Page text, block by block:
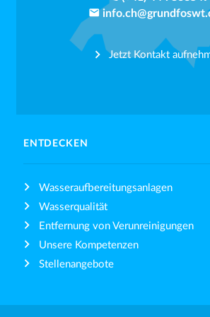
email
Jetzt Kontakt
ENTDECKEN
Wasseraufbereitungsanlagen
Wasserqualität
Entfernung von Verunreinigungen
Unsere Kompetenzen
Stellenangebote